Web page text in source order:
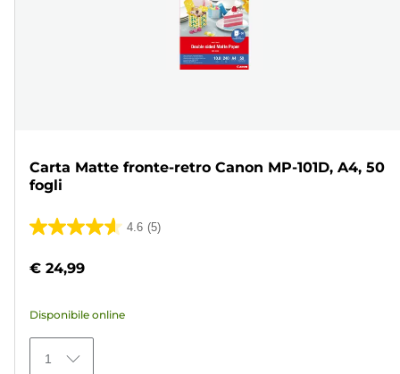
Carta Matte fronte-retro Canon MP-101D, A4, 50
fogli
4.6 (5)
4.6
5
5
recensioni
€ 24,99
Disponibile online
1